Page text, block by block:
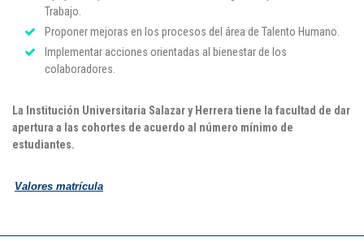
Trabajo.
Proponer mejoras en los procesos del área de Talento Humano.
Implementar acciones orientadas al bienestar de los
colaboradores.
La Institución Universitaria Salazar y Herrera tiene la facultad de dar
apertura a las cohortes de acuerdo al número mínimo de
estudiantes.
Valores matrícula